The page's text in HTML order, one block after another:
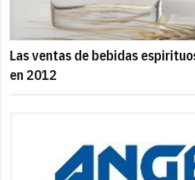
Las ventas de bebidas
en 2012